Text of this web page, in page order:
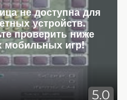
не доступна для
устройств.
проверить ниже
мобильных игр!
5.0